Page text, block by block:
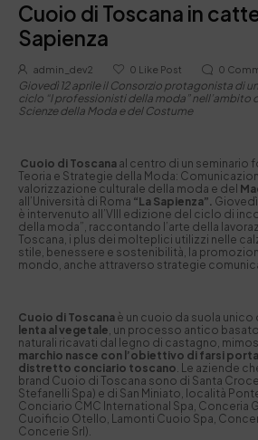
Cuoio di Toscana in
Sapienza
admin_dev2 0 Like Post 0
Giovedì 12 aprile il Consorzio protagonista di
ciclo “I professionisti della moda” nell’ambito
Scienze della Moda e del Costume
Cuoio di Toscana al centro di un seminario
Teoria e Strategie della Moda:
valorizzazione culturale della moda e del
all’Università di Roma “La Sapienza”.
è intervenuto all’VIII edizione del ciclo di
della moda”, raccontando l’arte della
Toscana, i plus dei molteplici utilizzi nelle
stile, benessere e sostenibilità, la
mondo, anche attraverso strategie
Cuoio di Toscana è un cuoio da suola
lenta al vegetale, un processo antico
naturali ricavati dal legno di castagno,
marchio nasce con l’obiettivo di farsi
distretto conciario toscano. Le aziende
brand Cuoio di Toscana sono di Santa
Stefanelli Spa) e di San Miniato, località
Conciario CMC International Spa, Conceria
Cuoificio Otello, Lamonti Cuoio Spa,
Concerie Srl).